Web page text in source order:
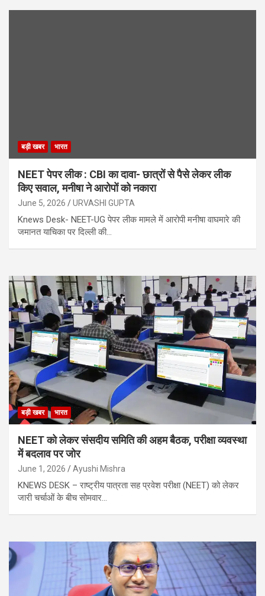
बड़ी खबर भारत
NEET पेपर लीक : CBI का दावा- छात्रों से पैसे लेकर लीक
किए सवाल, मनीषा ने आरोपों को नकारा
June 5, 2026 URVASHI GUPTA
Knews Desk- NEET-UG पेपर लीक मामले में आरोपी मनीषा वाघमारे की
जमानत याचिका पर दिल्ली की…
बड़ी खबर भारत
NEET को लेकर संसदीय समिति की अहम बैठक, परीक्षा व्यवस्था
में बदलाव पर जोर
June 1, 2026 Ayushi Mishra
KNEWS DESK – राष्ट्रीय पात्रता सह प्रवेश परीक्षा (NEET) को लेकर
जारी चर्चाओं के बीच सोमवार…